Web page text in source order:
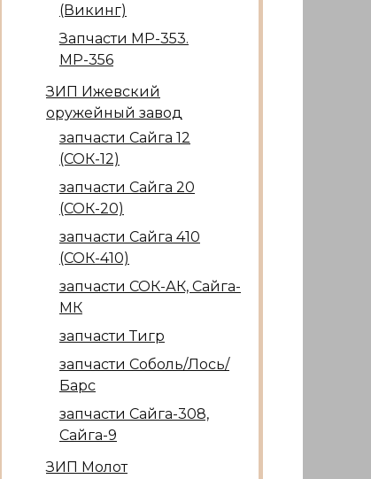
(Викинг)
Запчасти МР-353.
МР-356
ЗИП Ижевский
оружейный завод
запчасти Сайга 12
(СОК-12)
запчасти Сайга 20
(СОК-20)
запчасти Сайга 410
(СОК-410)
запчасти СОК-АК, Сайга-
МК
запчасти Тигр
запчасти Соболь/Лось/
Барс
запчасти Сайга-308,
Сайга-9
ЗИП Молот